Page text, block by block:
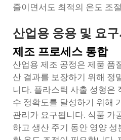
줄이면서도 최적의 온도 조
산업용 응용 및 요
제조 프로세스 통합
산업용 제조 공정은 제품 품
산 결과를 보장하기 위해 정
니다. 플라스틱 사출 성형은
수 정확도를 달성하기 위해
관리가 요구됩니다. 식품 가
하고 생산 주기 동안 영양 성